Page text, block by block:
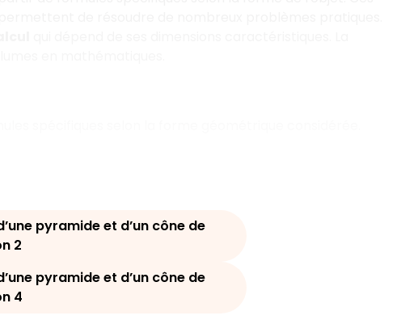
pyramide et d’un cône de
2
pyramide et d’un cône de
4